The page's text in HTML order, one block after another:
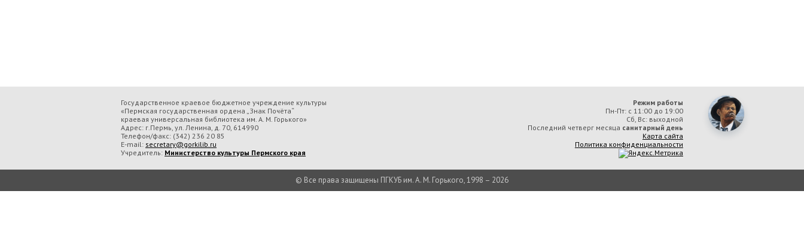
Государственное краевое бюджетное учреждение культуры
«Пермская государственная ордена „Знак Почёта“
краевая универсальная библиотека им. А. М. Горького»
Адрес: г.Пермь, ул. Ленина, д. 70, 614990
Телефон/факс: (342) 236 20 85
E-mail: secretary@gorkilib.ru
Учредитель: Министерство культуры Пермского края
Режим работы
Пн-Пт: с 11:00 до 19:00
Сб, Вс: выходной
Последний четверг месяца санитарный день
Карта сайта
Политика конфиденциальности
© Все права защищены ПГКУБ им. А. М. Горького, 1998 – 2026
Во время посещения сайта Государственное краевое бюджетное учреждение культуры «Пермская государственная ордена „Знак Почёта“ краевая универсальная библиотека им. А. М. Горького» вы соглашаетесь с тем, что мы
обрабатываем данные с использованием метрических программ.